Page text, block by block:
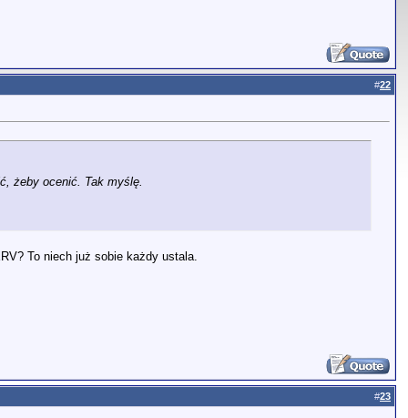
#22
żeby ocenić. Tak myślę.
To niech już sobie każdy ustala.
#23